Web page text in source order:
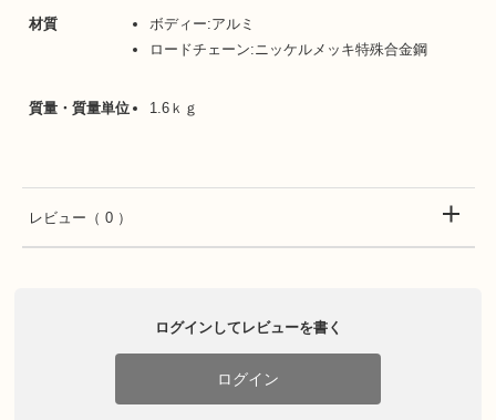
材質
ボディー:アルミ
ロードチェーン:ニッケルメッキ特殊合金鋼
質量・質量単位 1.6ｋｇ
レビュー （ 0 ）
ログインしてレビューを書く
ログイン